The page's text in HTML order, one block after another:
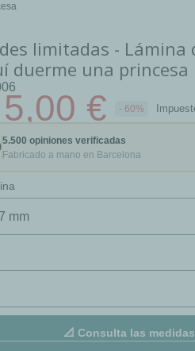
limitadas -
duerme una princesa
5,00 € - 60%
5.500 opiniones verificadas
Fabricado a mano en Barcelona
📐 Consulta las